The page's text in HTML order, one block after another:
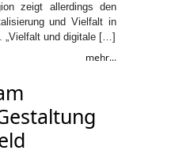
zeigt allerdings den
und Vielfalt in
„Vielfalt und digitale […]
mehr...